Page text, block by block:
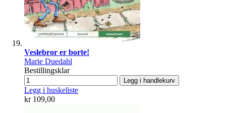
Veslebror er borte!
Marie Duedahl
Bestillingsklar
Legg i handlekurv
Legg i huskeliste
kr 109,00